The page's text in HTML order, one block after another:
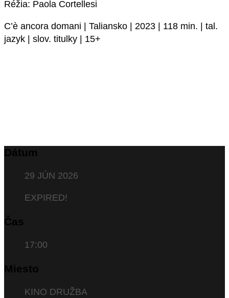
Réžia: Paola Cortellesi
C’è ancora domani | Taliansko | 2023 | 118 min. | tal.
jazyk | slov. titulky | 15+
Dátum
29 JÚN 2026
EXPIRED!
Čas
17:00
Miesto
KINO DRUŽBA